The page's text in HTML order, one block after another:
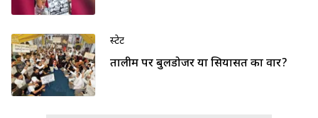
स्टेट
तालीम पर बुलडोजर या सियासत का वार?